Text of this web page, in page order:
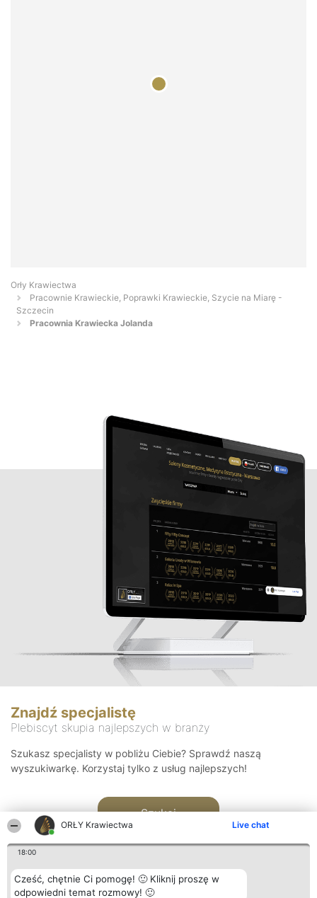
ORŁY Krawiectwa Live chat
18:00
Cześć, chętnie Ci pomogę! 🙂 Kliknij proszę w
odpowiedni temat rozmowy! 🙂
Orły Krawiectwa
Pracownie Krawieckie, Poprawki Krawieckie, Szycie na Miarę -
Szczecin
Pracownia Krawiecka Jolanda
Znajdź specjalistę
Plebiscyt skupia najlepszych w branży
Szukasz specjalisty w pobliżu Ciebie? Sprawdź naszą
wyszukiwarkę. Korzystaj tylko z usług najlepszych!
Szukaj